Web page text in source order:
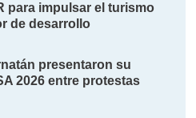
para impulsar el turismo
de desarrollo
presentaron su
2026 entre protestas